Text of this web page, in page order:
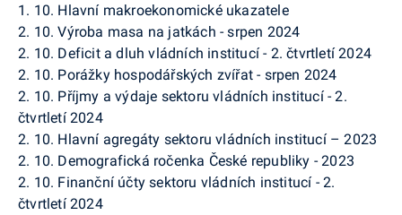
1. 10. Hlavní makroekonomické ukazatele
2. 10. Výroba masa na jatkách - srpen 2024
2. 10. Deficit a dluh vládních institucí - 2. čtvrtletí 2024
2. 10. Porážky hospodářských zvířat - srpen 2024
2. 10. Příjmy a výdaje sektoru vládních institucí - 2.
čtvrtletí 2024
2. 10. Hlavní agregáty sektoru vládních institucí – 2023
2. 10. Demografická ročenka České republiky - 2023
2. 10. Finanční účty sektoru vládních institucí - 2.
čtvrtletí 2024